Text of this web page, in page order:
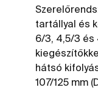
tartállyal és
6/3, 4,5/3 és
hátsó
107/125 mm